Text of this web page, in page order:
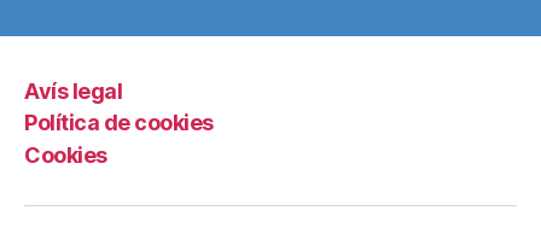
Avís legal
Política de cookies
Cookies